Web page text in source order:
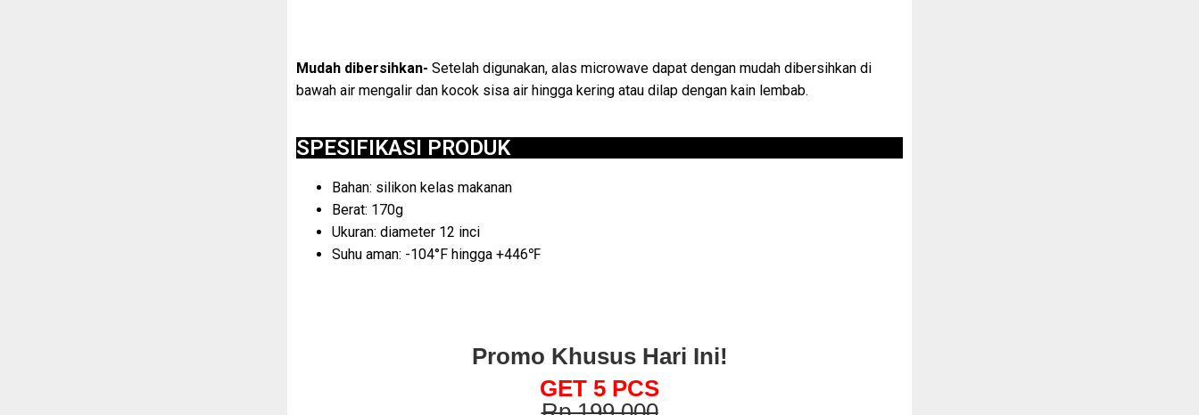
Mudah dibersihkan- Setelah digunakan, alas microwave dapat dengan mudah dibersihkan di
bawah air mengalir dan kocok sisa air hingga kering atau dilap dengan kain lembab.
SPESIFIKASI PRODUK
Bahan: silikon kelas makanan
Berat: 170g
Ukuran: diameter 12 inci
Suhu aman: -104°F hingga +446℉
Promo Khusus Hari Ini!
GET 5 PCS